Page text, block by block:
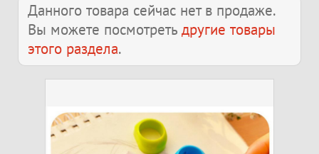
Данного товара сейчас нет в продаже.
Вы можете посмотреть другие товары
этого раздела.